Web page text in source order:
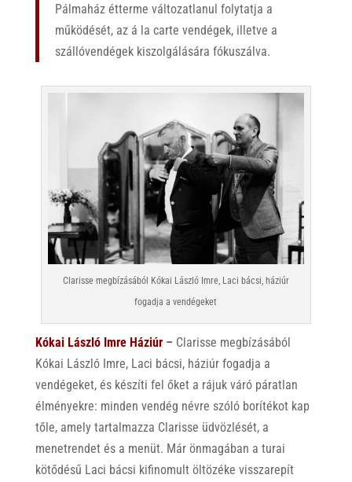
Pálmaház étterme változatlanul folytatja a
működését, az á la carte vendégek, illetve a
szállóvendégek kiszolgálására fókuszálva.
Clarisse megbízásából Kókai László Imre, Laci bácsi, háziúr
fogadja a vendégeket
Kókai László Imre Háziúr– Clarisse megbízásából
Kókai László Imre, Laci bácsi, háziúr fogadja a
vendégeket, és készíti fel őket a rájuk váró páratlan
élményekre: minden vendég névre szóló borítékot kap
tőle, amely tartalmazza Clarisse üdvözlését, a
menetrendet és a menüt. Már önmagában a turai
kötődésű Laci bácsi kifinomult öltözéke visszarepít